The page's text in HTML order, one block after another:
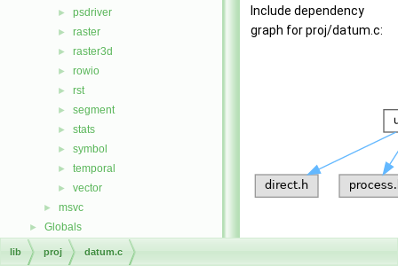
► psdriver
► raster
► raster3d
► rowio
► rst
► segment
► stats
► symbol
► temporal
► vector
► msvc
► Globals
Include dependency
graph for proj/datum.c:
lib proj datum.c